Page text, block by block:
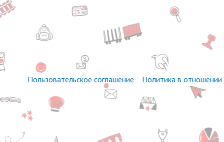
Пользовательское соглашение Политика в